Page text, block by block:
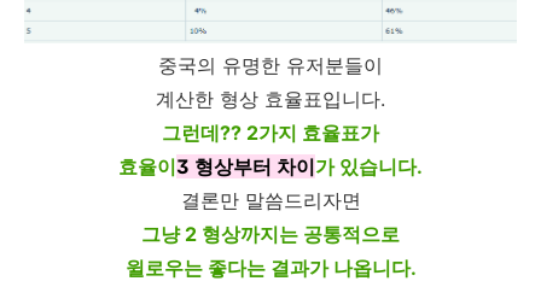
중국의 유명한 유저분들이
계산한 형상 효율표입니다.
그런데?? 2가지 효율표가
효율이3 형상부터 차이가 있습니다.
결론만 말씀드리자면
그냥 2 형상까지는 공통적으로
윌로우는 좋다는 결과가 나옵니다.